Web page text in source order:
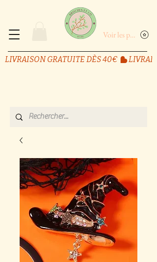
LIVRAISON GRATUITE DÈS 40€
Voir les points